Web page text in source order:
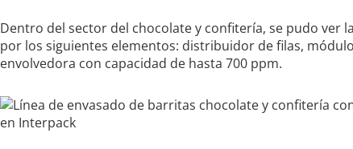
Dentro del sector del chocolate y confitería, se pudo ver
por los siguientes elementos: distribuidor de filas,
envolvedora con capacidad de hasta 700 ppm.